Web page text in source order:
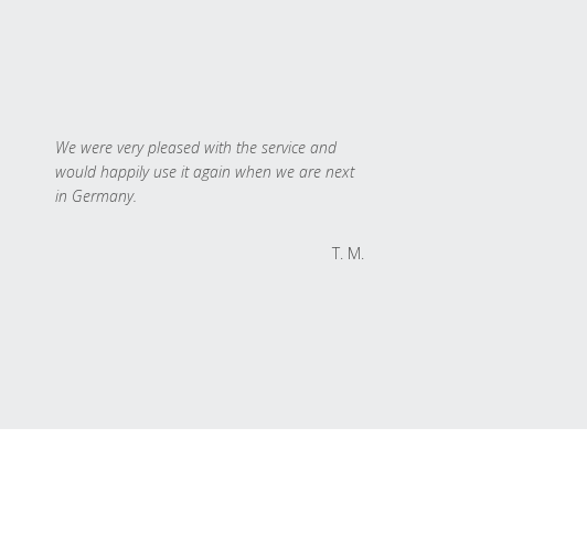
We were very pleased with the service and
would happily use it again when we are next
in Germany.
T. M.